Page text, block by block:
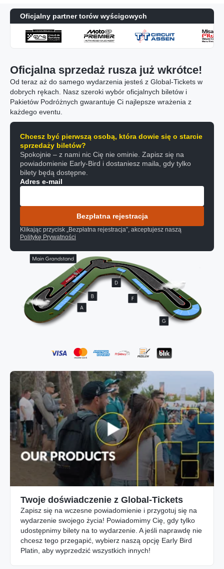
Oficjalny partner torów wyścigowych
Oficjalna sprzedaż rusza już wkrótce!
Od teraz aż do samego wydarzenia jesteś z Global-Tickets w
dobrych rękach. Nasz szeroki wybór oficjalnych biletów i
Pakietów Podróżnych gwarantuje Ci najlepsze wrażenia z
każdego eventu.
Chcesz być pierwszą osobą, która dowie się o starcie
sprzedaży biletów?
Spokojnie – z nami nic Cię nie ominie. Zapisz się na
powiadomienie Early-Bird i dostaniesz maila, gdy tylko
bilety będą dostępne.
Adres e-mail
Bezpłatna rejestracja
Klikając przycisk „Bezpłatna rejestracja”, akceptujesz naszą
Politykę Prywatności
Twoje doświadczenie z Global-Tickets
Zapisz się na wczesne powiadomienie i przygotuj się na
wydarzenie swojego życia! Powiadomimy Cię, gdy tylko
udostępnimy bilety na to wydarzenie. A jeśli naprawdę nie
chcesz tego przegapić, wybierz naszą opcję Early Bird
Platin, aby wyprzedzić wszystkich innych!